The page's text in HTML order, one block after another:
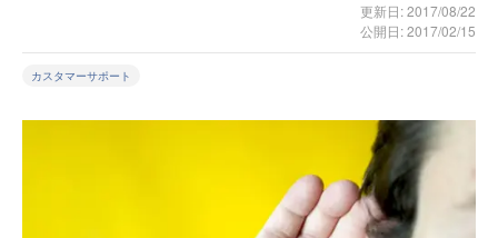
更新日: 2017/08/22
公開日: 2017/02/15
カスタマーサポート